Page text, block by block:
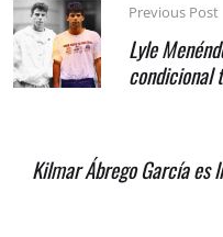
Previous Post
Lyle
condicional
Kilmar Ábrego García es